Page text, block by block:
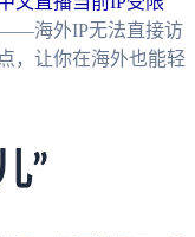
——海外IP无法直接访
，让你在海外也能轻
”